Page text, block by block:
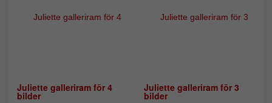
Juliette galleriram för 4
bilder
Juliette galleriram för 3
bilder